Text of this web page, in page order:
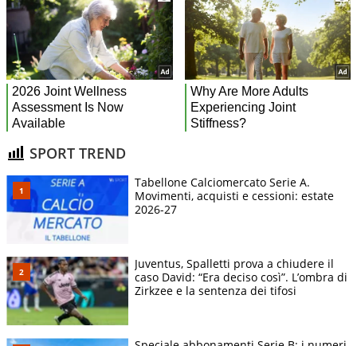
SPORT TREND
Tabellone Calciomercato Serie A.
Movimenti, acquisti e cessioni: estate
2026-27
Juventus, Spalletti prova a chiudere il
caso David: “Era deciso così”. L’ombra di
Zirkzee e la sentenza dei tifosi